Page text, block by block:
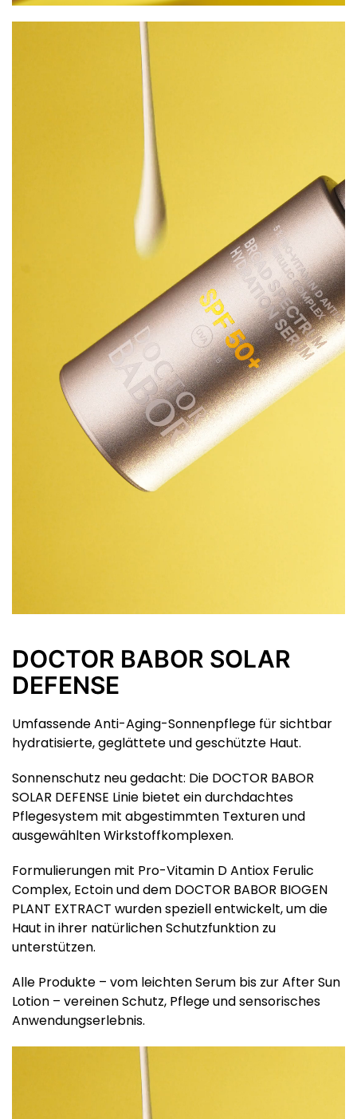
DOCTOR BABOR SOLAR
DEFENSE
Umfassende Anti-Aging-Sonnenpflege für sichtbar
hydratisierte, geglättete und geschützte Haut.
Sonnenschutz neu gedacht: Die DOCTOR BABOR
SOLAR DEFENSE Linie bietet ein durchdachtes
Pflegesystem mit abgestimmten Texturen und
ausgewählten Wirkstoffkomplexen.
Formulierungen mit Pro-Vitamin D Antiox Ferulic
Complex, Ectoin und dem DOCTOR BABOR BIOGEN
PLANT EXTRACT wurden speziell entwickelt, um die
Haut in ihrer natürlichen Schutzfunktion zu
unterstützen.
Alle Produkte – vom leichten Serum bis zur After Sun
Lotion – vereinen Schutz, Pflege und sensorisches
Anwendungserlebnis.